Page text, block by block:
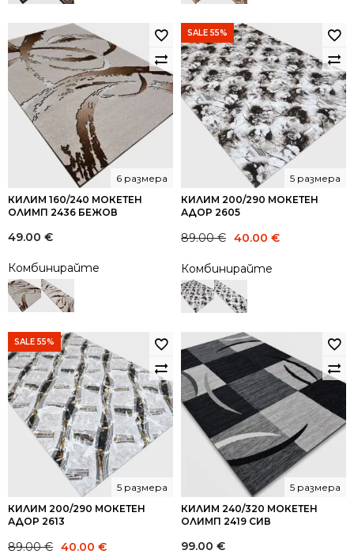
КИЛИМ 160/240 МОКЕТЕН
ОЛИМП 2436 БЕЖОВ
6 размера
49.00 €
Комбинирайте
SALE 55%
КИЛИМ 200/290 МОКЕТЕН
АДОР 2605
5 размера
89.00€
Original
was:
89.00 €.
40.00 €
Current
is:
40.00 €.
Комбинирайте
SALE 55%
КИЛИМ 200/290 МОКЕТЕН
АДОР 2613
5 размера
89.00€
Original40.00 €
Current
КИЛИМ 240/320 МОКЕТЕН
ОЛИМП 2419 СИВ
5 размера
99.00 €